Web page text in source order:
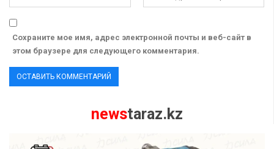
Сохраните мое имя, адрес электронной почты и веб-сайт в
этом браузере для следующего комментария.
newstaraz.kz